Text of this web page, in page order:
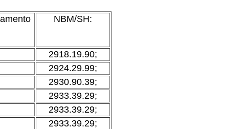
NBM/SH:
2918.19.90;
2924.29.99;
2930.90.39;
2933.39.29;
2933.39.29;
2933.39.29;